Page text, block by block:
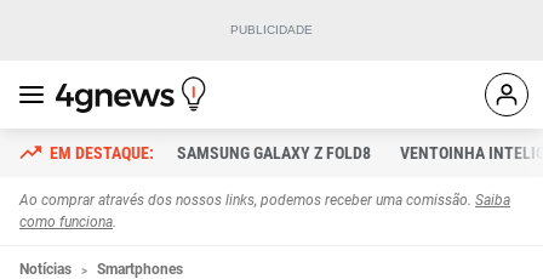
SAMSUNG GALAXY Z FOLD8 VENTOINHA
Ao comprar através dos nossos links, podemos receber uma comissão. Saiba
como funciona.
Notícias Smartphones